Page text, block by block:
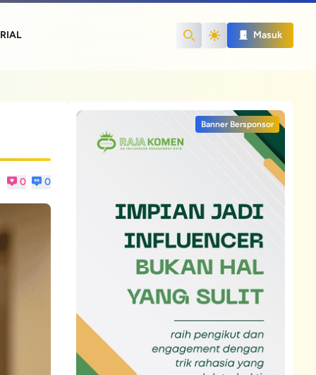
Search
Masuk
0 0
Banner Bersponsor